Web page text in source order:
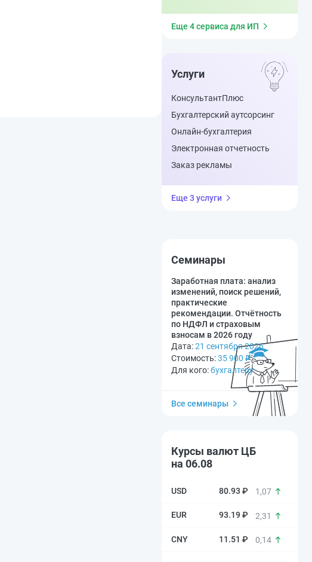
Еще 4 сервиса для ИП
Услуги
КонсультантПлюс
Бухгалтерский аутсорсинг
Онлайн-бухгалтерия
Электронная отчетность
Заказ рекламы
Еще 3 услуги
Семинары
Заработная плата: анализ
изменений, поиск решений,
практические
рекомендации. Отчётность
по НДФЛ и страховым
взносам в 2026 году
Дата:21 сентября 2026
Стоимость:35 900 ₽
Для кого:бухгалтеру
Все семинары
Курсы валют ЦБ
на 06.08
80.93 ₽ 1,07
93.19 ₽ 2,31
11.51 ₽ 0,14